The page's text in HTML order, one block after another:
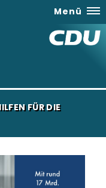
Menü
FÜR DIE